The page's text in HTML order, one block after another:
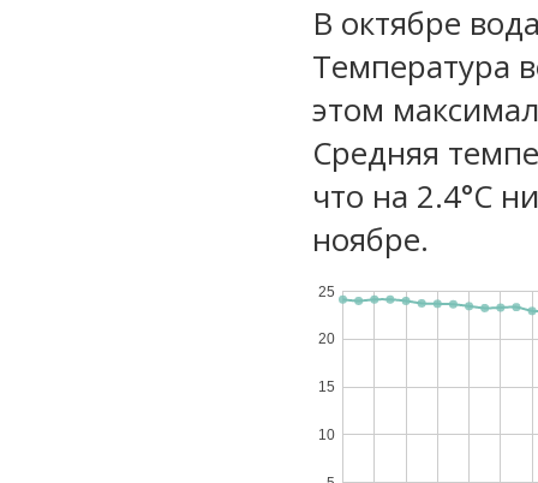
В октябре
Температура
этом
Средняя
что на 2.4°C
ноябре.
10
15
20
25